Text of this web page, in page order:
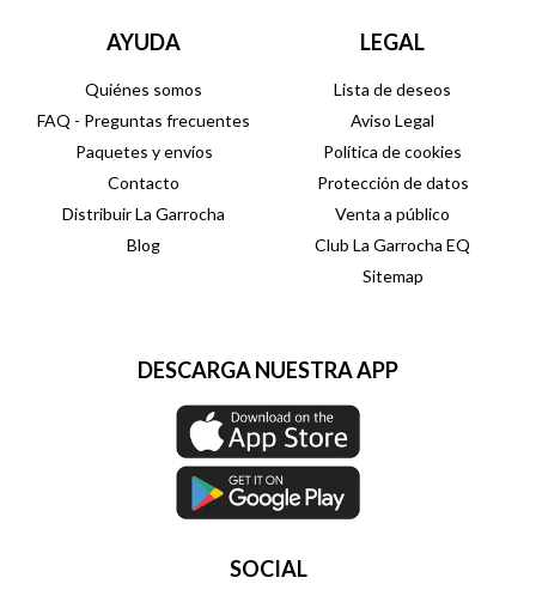
AYUDA
Quiénes somos
FAQ - Preguntas frecuentes
Paquetes y envíos
Contacto
Distribuir La Garrocha
Blog
LEGAL
Lista de deseos
Aviso Legal
Política de cookies
Protección de datos
Venta a público
Club La Garrocha EQ
Sitemap
DESCARGA NUESTRA APP
SOCIAL